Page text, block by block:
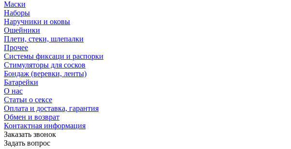
Маски
Наборы
Наручники и оковы
Ошейники
Плети, стеки, шлепалки
Прочее
Системы фиксаци и распорки
Стимуляторы для сосков
Бондаж (веревки, ленты)
Батарейки
О нас
Статьи о сексе
Оплата и доставка, гарантия
Обмен и возврат
Контактная информация
Заказать звонок
Задать вопрос